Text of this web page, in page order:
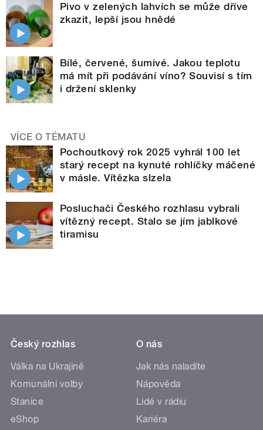
Pivo v zelených lahvích se může dříve
zkazit, lepší jsou hnědé
Bílé, červené, šumivé. Jakou teplotu
má mít při podávání víno? Souvisí s tím
i držení sklenky
VÍCE O TÉMATU
Pochoutkový rok 2025 vyhrál 100 let
starý recept na kynuté rohlíčky máčené
v másle. Vítězka slzela
Posluchači Českého rozhlasu vybrali
vítězný recept. Stalo se jím jablkové
tiramisu
Český rozhlas
Válka na Ukrajině
Komunální volby
Stanice
eShop
O nás
Jak nás naladíte
Nápověda
Lidé v rádiu
Kariéra